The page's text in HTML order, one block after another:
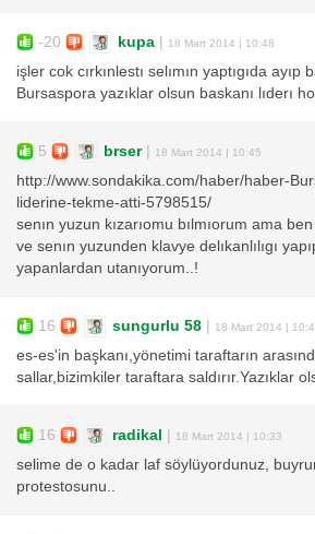
-20 kupa | 18 Mart 2014 | 10:48
işler cok cırkınlestı selımın yaptıgıda ayıp
Bursaspora yazıklar olsun baskanı lıderı
5 brser| 18 Mart 2014 | 10:45
http://www.sondakika.com/haber/haber-
liderine-tekme-atti-5798515/
senın yuzun kızarıomu bılmıorum ama
ve senın yuzunden klavye delıkanlılıgı
yapanlardan utanıyorum..!
16 sungurlu 58 | 18 Mart 2014 |
es-es'in başkanı,yönetimi taraftarın
sallar,bizimkiler taraftara saldırır.Yazıklar
16 radikal | 18 Mart 2014 | 10:33
selime de o kadar laf söylüyordunuz,
protestosunu..